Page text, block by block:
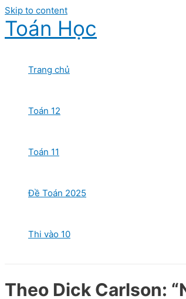
Skip to content
Toán Học
Trang chủ
Toán 12
Toán 11
Đề Toán 2025
Thi vào 10
Theo Dick Carlson: